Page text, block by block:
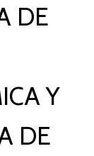
DE
Y
DE